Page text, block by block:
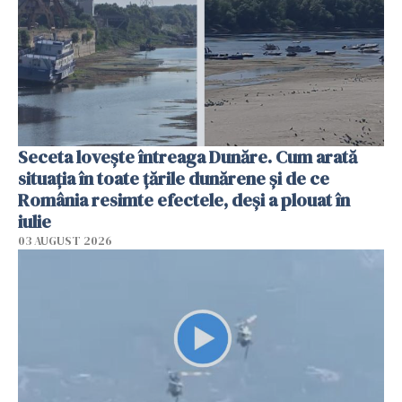
Seceta lovește întreaga Dunăre. Cum arată
situația în toate țările dunărene și de ce
România resimte efectele, deși a plouat în
iulie
03 AUGUST 2026